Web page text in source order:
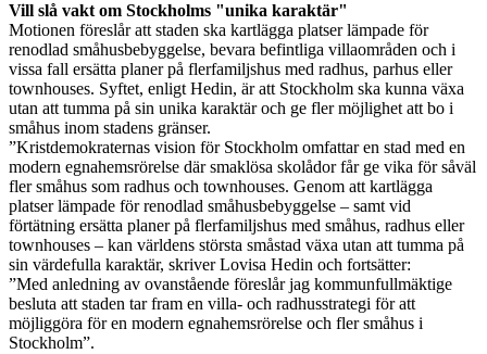
Vill slå vakt om Stockholms "unika karaktär"
Motionen föreslår att staden ska kartlägga platser lämpade för
renodlad småhusbebyggelse, bevara befintliga villaområden och i
vissa fall ersätta planer på flerfamiljshus med radhus, parhus eller
townhouses. Syftet, enligt Hedin, är att Stockholm ska kunna växa
utan att tumma på sin unika karaktär och ge fler möjlighet att bo i
småhus inom stadens gränser.
”Kristdemokraternas vision för Stockholm omfattar en stad med en
modern egnahemsrörelse där smaklösa skolådor får ge vika för såväl
fler småhus som radhus och townhouses. Genom att kartlägga
platser lämpade för renodlad småhusbebyggelse – samt vid
förtätning ersätta planer på flerfamiljshus med småhus, radhus eller
townhouses – kan världens största småstad växa utan att tumma på
sin värdefulla karaktär, skriver Lovisa Hedin och fortsätter:
”Med anledning av ovanstående föreslår jag kommunfullmäktige
besluta att staden tar fram en villa- och radhusstrategi för att
möjliggöra för en modern egnahemsrörelse och fler småhus i
Stockholm”.